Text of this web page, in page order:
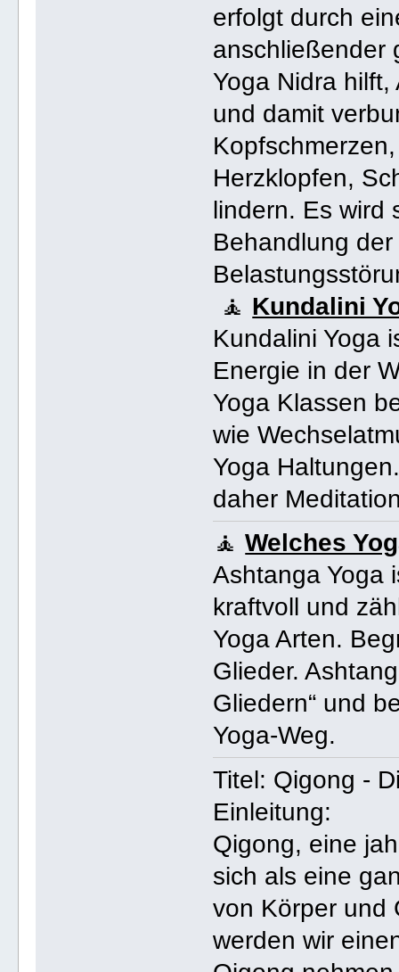
erfolgt durch
anschließender
Yoga Nidra
und damit
Herzklopfen,
lindern. Es wird
Behandlung
🧘 Kundalini
Kundalini Yoga
Energie in der
Yoga Klassen
wie
Yoga
daher
🧘Welches
Ashtanga Yoga
kraftvoll und
Yoga Arten.
Glieder.
Gliedern“ und
Yoga-Weg.
Titel: Qigong -
Einleitung:
Qigong, eine
sich als eine
von Körper und
werden wir